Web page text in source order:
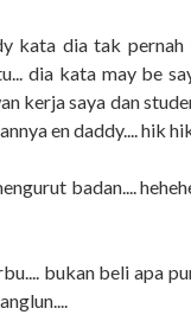
kata dia tak pernah
dia kata may be
kerja saya dan
en daddy.... hik
badan....
bukan beli apa